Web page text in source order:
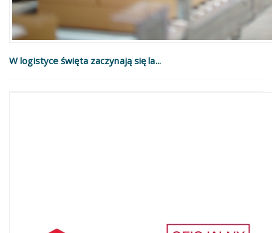
W logistyce święta zaczynają się la...